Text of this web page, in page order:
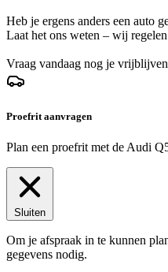
Heb je ergens anders een auto
Laat het ons weten – wij
Vraag vandaag nog je
Proefrit aanvragen
Plan een proefrit met de Audi
Sluiten
Om je afspraak in te kunnen
gegevens nodig.